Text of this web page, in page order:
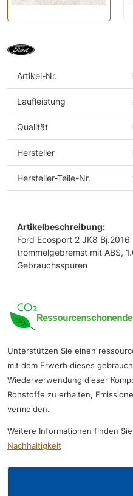
Artikel-Nr.
Laufleistung
Qualität
Hersteller
Hersteller-Teile-Nr.
Artikelbeschreibung:
Ford Ecosport 2 JK8
trommelgebremst mit ABS,
Gebrauchsspuren
Unterstützen Sie einen
mit dem Erwerb dieses
Wiederverwendung dieser
Rohstoffe zu erhalten,
vermeiden.
Weitere Informationen finden
Nachhaltigkeit